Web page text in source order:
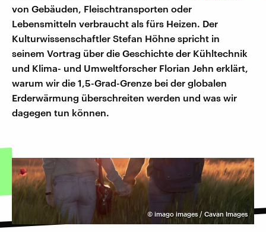
von Gebäuden, Fleischtransporten oder
Lebensmitteln verbraucht als fürs Heizen. Der
Kulturwissenschaftler Stefan Höhne spricht in
seinem Vortrag über die Geschichte der Kühltechnik
und Klima- und Umweltforscher Florian Jehn erklärt,
warum wir die 1,5-Grad-Grenze bei der globalen
Erderwärmung überschreiten werden und was wir
dagegen tun können.
© imago images / Cavan Images